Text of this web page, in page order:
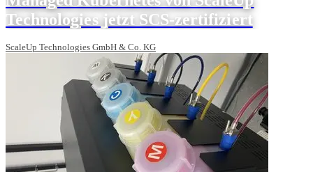
Technologies jetzt SCS-zertifiziert
ScaleUp Technologies GmbH & Co. KG